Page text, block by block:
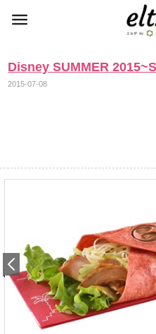
Disney SUMMER
2015-07-08